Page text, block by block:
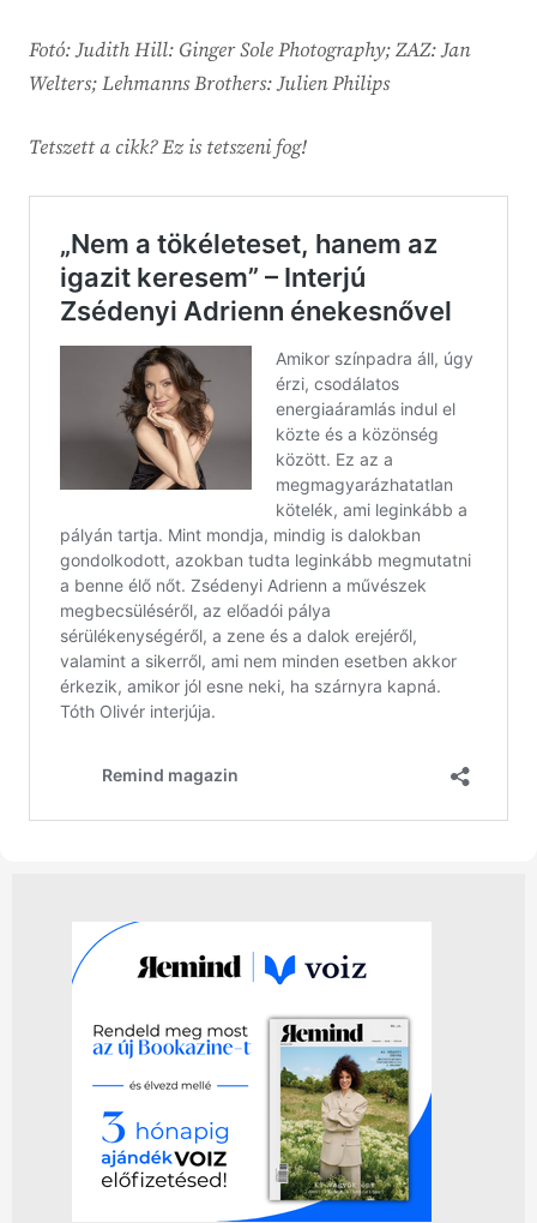
Fotó: Judith Hill: Ginger Sole Photography; ZAZ: Jan
Welters; Lehmanns Brothers: Julien Philips
Tetszett a cikk? Ez is tetszeni fog!